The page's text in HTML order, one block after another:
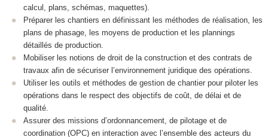
calcul, plans, schémas, maquettes).
Préparer les chantiers en définissant les méthodes de réalisation, les
plans de phasage, les moyens de production et les plannings
détaillés de production.
Mobiliser les notions de droit de la construction et des contrats de
travaux afin de sécuriser l’environnement juridique des opérations.
Utiliser les outils et méthodes de gestion de chantier pour piloter les
opérations dans le respect des objectifs de coût, de délai et de
qualité.
Assurer des missions d’ordonnancement, de pilotage et de
coordination (OPC) en interaction avec l’ensemble des acteurs du